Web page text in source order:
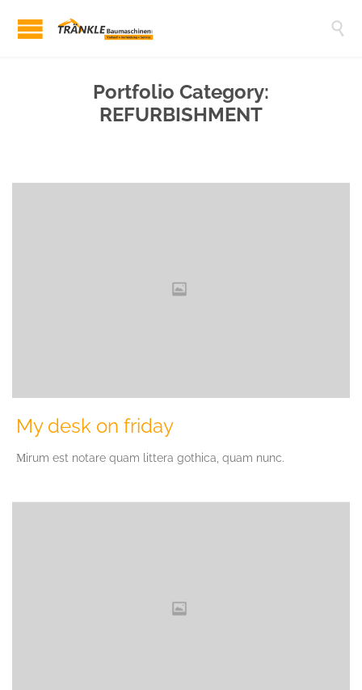

Portfolio Category:
REFURBISHMENT
My desk on friday
Мirum est notare quam littera gothica, quam nunc.